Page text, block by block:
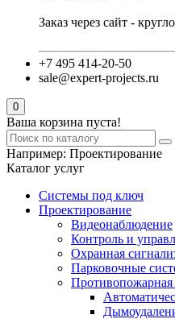
Заказ через сайт -
+7 495 414-20-50
sale@expert-projects.ru
0
Ваша корзина пуста!
Например: Проектирование
Каталог услуг
Системы под ключ
Проектирование
Видеонаблюдение
Контроль и
Охранная
Парковочные
Противопожарная